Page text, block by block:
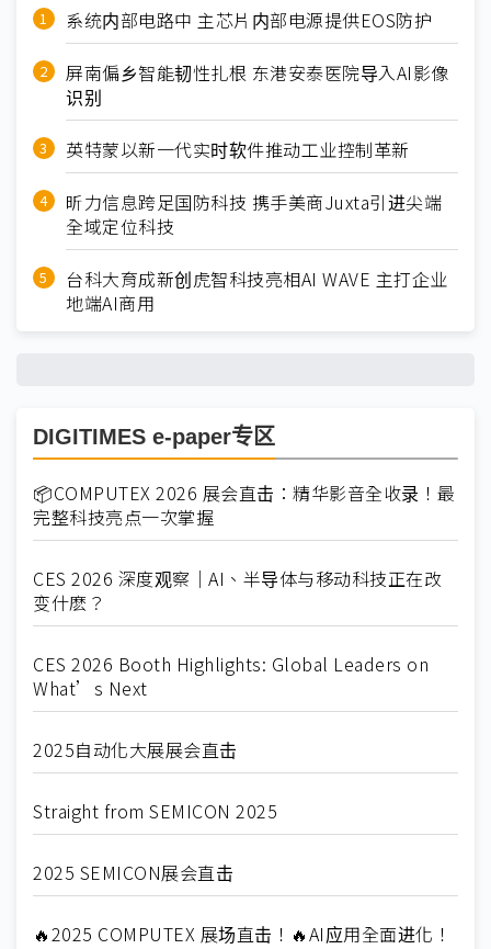
系统内部电路中 主芯片内部电源提供EOS防护
屏南偏乡智能韧性扎根 东港安泰医院导入AI影像
识别
英特蒙以新一代实时软件推动工业控制革新
昕力信息跨足国防科技 携手美商Juxta引进尖端
全域定位科技
台科大育成新创虎智科技亮相AI WAVE 主打企业
地端AI商用
DIGITIMES e-paper专区
📦COMPUTEX 2026 展会直击：精华影音全收录！最
完整科技亮点一次掌握
CES 2026 深度观察｜AI、半导体与移动科技正在改
变什麽？
CES 2026 Booth Highlights: Global Leaders on
What’s Next
2025自动化大展展会直击
Straight from SEMICON 2025
2025 SEMICON展会直击
🔥2025 COMPUTEX 展场直击！🔥AI应用全面进化！